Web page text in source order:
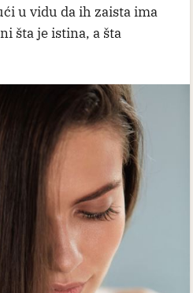
u vidu da ih zaista ima
šta je istina, a šta